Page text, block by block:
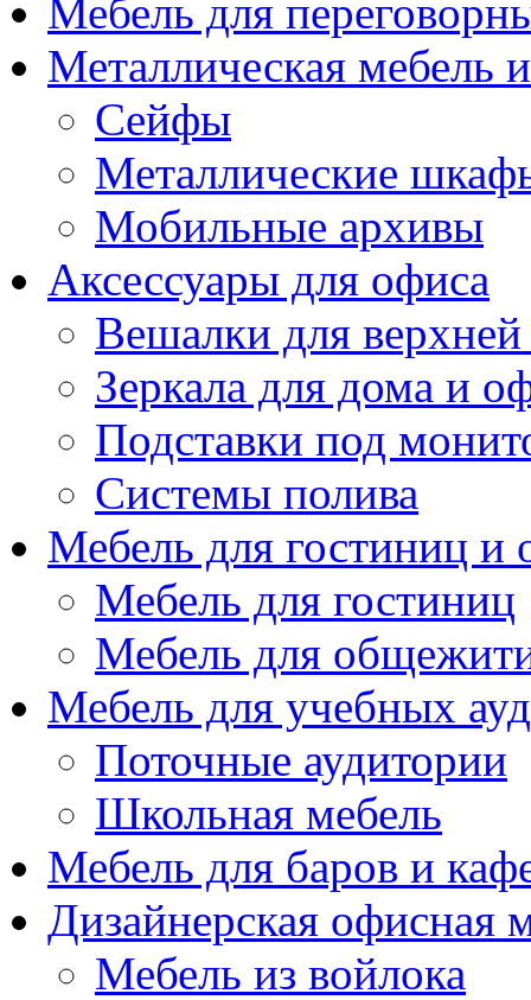
Мебель для
Металлическая мебель
Сейфы
Металлические
Мобильные архивы
Аксессуары для офиса
Вешалки для
Зеркала для дома и
Подставки под
Системы полива
Мебель для гостиниц
Мебель для гостиниц
Мебель для
Мебель для учебных
Поточные аудитории
Школьная мебель
Мебель для баров и
Дизайнерская офисная
Мебель из войлока